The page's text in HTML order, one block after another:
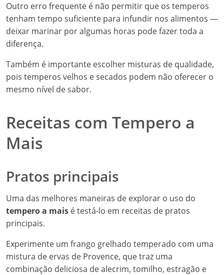
Outro erro frequente é não permitir que os temperos
tenham tempo suficiente para infundir nos alimentos —
deixar marinar por algumas horas pode fazer toda a
diferença.
Também é importante escolher misturas de qualidade,
pois temperos velhos e secados podem não oferecer o
mesmo nível de sabor.
Receitas com Tempero a
Mais
Pratos principais
Uma das melhores maneiras de explorar o uso do
tempero a mais é testá-lo em receitas de pratos
principais.
Experimente um frango grelhado temperado com uma
mistura de ervas de Provence, que traz uma
combinação deliciosa de alecrim, tomilho, estragão e